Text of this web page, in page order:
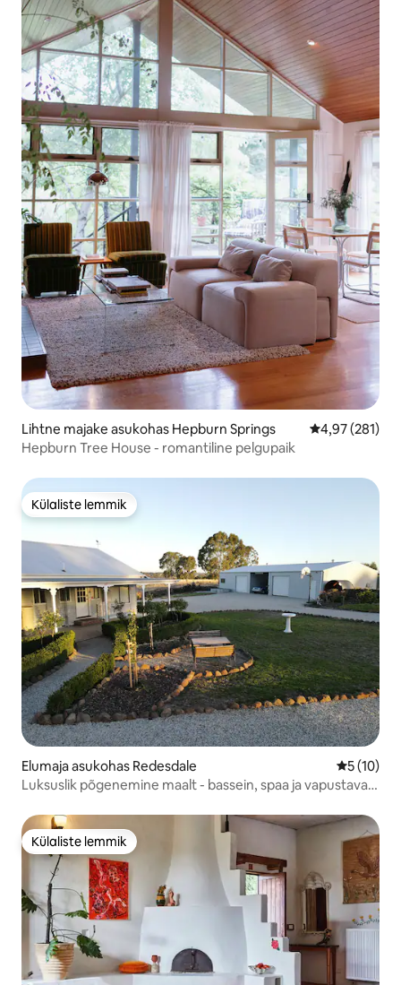
Lihtne majake asukohas Hepburn Springs Keskmine
4,97 (281)
Hepburn Tree House - romantiline pelgupaik
Külaliste lemmik
Külaliste lemmik
Elumaja asukohas Redesdale Keskmine
5 (10)
Luksuslik põgenemine maalt - bassein, spaa ja vapustavad
Külaliste lemmik
Külaliste lemmik